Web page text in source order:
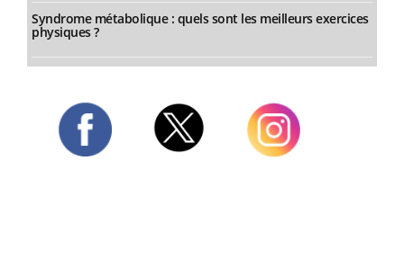
Syndrome métabolique : quels sont les meilleurs exercices
physiques ?